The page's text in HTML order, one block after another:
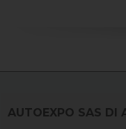
AUTOEXPO SAS DI